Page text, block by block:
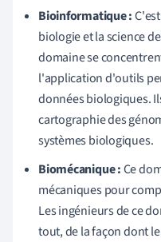
Bioinformatique :
biologie et la science
domaine se
l'application d'outils
données biologiques.
cartographie des
systèmes biologiques.
Biomécanique :Ce
mécaniques pour
Les ingénieurs de ce
tout, de la façon dont